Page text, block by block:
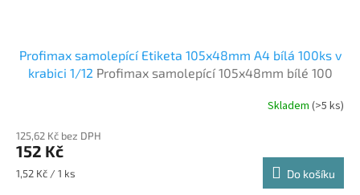
Profimax samolepící Etiketa 105x48mm A4 bílá 100ks v
krabici 1/12 Profimax samolepící 105x48mm bílé 100
Skladem (>5 ks)
125,62 Kč bez DPH
152 Kč
Měrná
1,52 Kč / 1 ks Do košíku